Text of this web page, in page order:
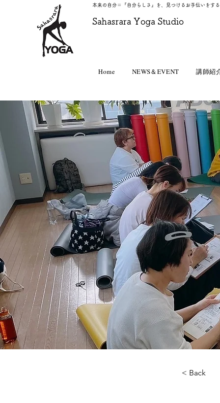
本来の自分＝『自分らしさ』を、見つけるお手伝いをす
​Sahasrara Yoga Studio
Home NEWS＆EVENT 講師紹
< Back